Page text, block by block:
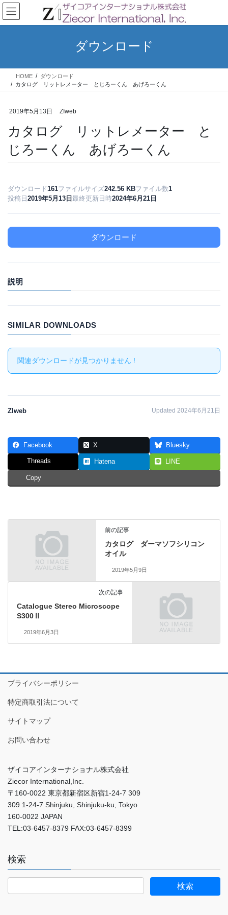
コ
ン
テ
ス
ナ
ビ
ゲ
ン
ダウンロード
HOME
ダウンロード
カタログ リットレメーター とじろーくん あげろーくん
2019年5月13日 ZIweb
カタログ リットレメーター と
じろーくん あげろーくん
ダウンロード 161ファイルサイズ242.56 KBファイル数1
投稿日 2019年5月13日 最終更新日時2024年6月21日
ダウンロード
説明
SIMILAR DOWNLOADS
関連ダウンロードが見つかりません !
ZIweb Updated 2024年6月21日
Facebook X Bluesky
Threads Hatena LINE
Copy
前の記事
カタログ ダーマソフシリコン
オイル
2019年5月9日
次の記事
Catalogue Stereo Microscope
S300Ⅱ
2019年6月3日
プライバシーポリシー
特定商取引法について
サイトマップ
お問い合わせ
ザイコアインターナショナル株式会社
Ziecor International,Inc.
〒160-0022 東京都新宿区新宿1-24-7 309
309 1-24-7 Shinjuku, Shinjuku-ku, Tokyo
160-0022 JAPAN
TEL:03-6457-8379 FAX:03-6457-8399
検索